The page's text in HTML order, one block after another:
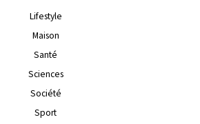
Lifestyle
Maison
Santé
Sciences
Société
Sport